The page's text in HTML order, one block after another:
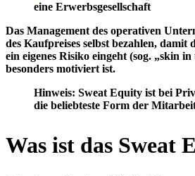
Das Management des operativen
des Kaufpreises selbst bezahlen, damit
ein eigenes Risiko eingeht (sog. „skin
besonders motiviert ist.
Hinweis: Sweat Equity ist bei
die beliebteste Form der
Was ist das Sweat